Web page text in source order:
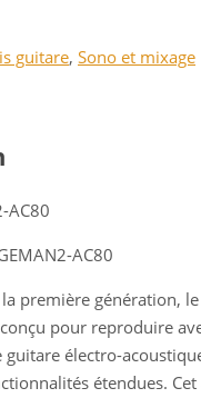
est :
guitare, Sono et mixage
AC80
AC80
première génération,
pour reproduire
guitare électro-
étendues.